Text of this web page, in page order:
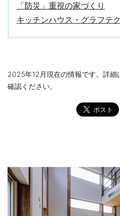
「防災」重視の家づくり
キッチンハウス・グラフテ
2025年12月現在の情報です。詳
確認ください。